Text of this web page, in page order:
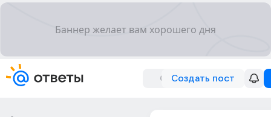
Создать пост